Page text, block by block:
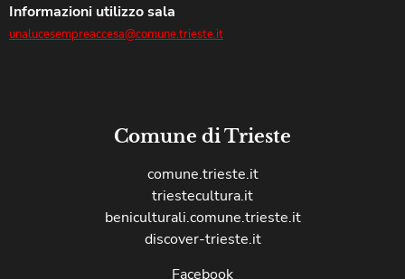
Informazioni utilizzo sala
unalucesempreaccesa@comune.trieste.it
Comune di Trieste
comune.trieste.it
triestecultura.it
beniculturali.comune.trieste.it
discover-trieste.it
Facebook